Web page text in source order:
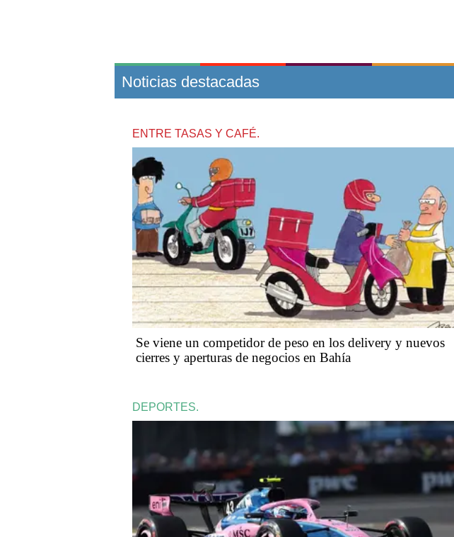
Noticias destacadas
ENTRE TASAS Y CAFÉ.
Se viene un competidor de peso en los delivery y nuevos
cierres y aperturas de negocios en Bahía
DEPORTES.